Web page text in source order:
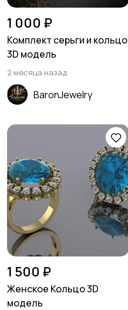
1 000 ₽
Комплект серьги и кольцо
3D модель
2 месяца назад
BaronJewelry
1 500 ₽
Женское Кольцо 3D
модель